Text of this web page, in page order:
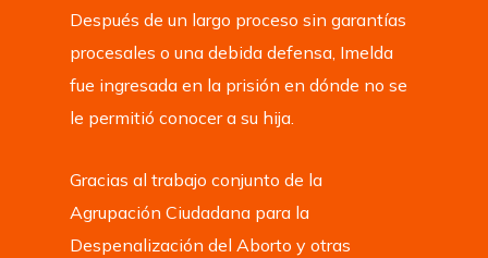
Después de un largo proceso sin garantías
procesales o una debida defensa, Imelda
fue ingresada en la prisión en dónde no se
le permitió conocer a su hija.
Gracias al trabajo conjunto de la
Agrupación Ciudadana para la
Despenalización del Aborto y otras